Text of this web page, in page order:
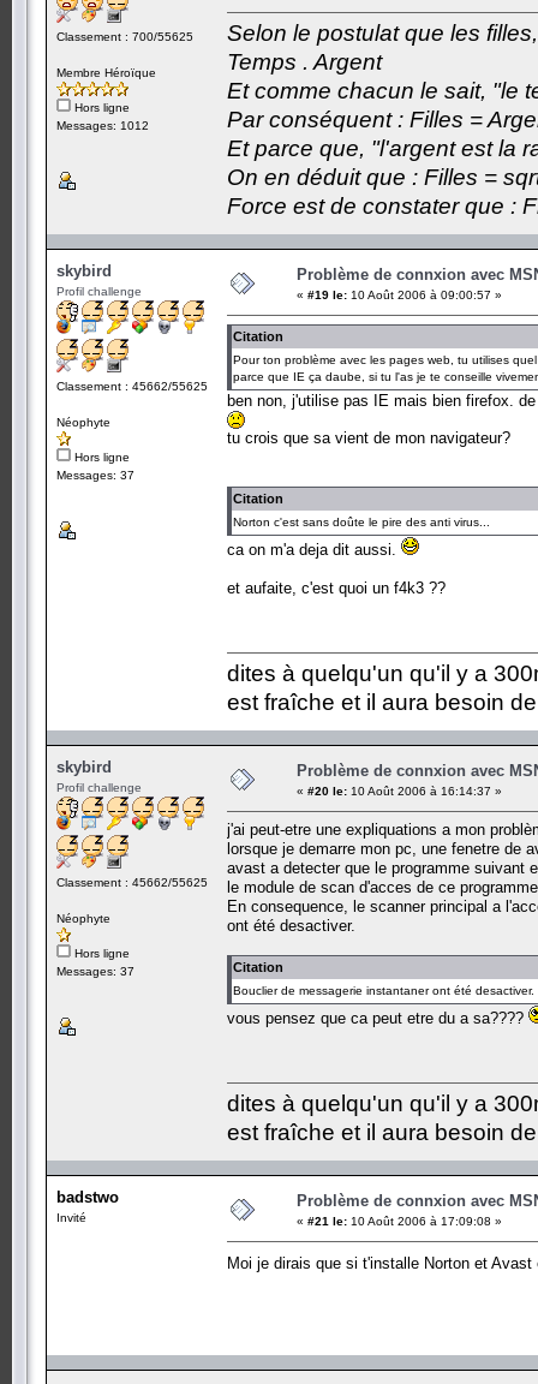
Classement : 700/55625
Membre Héroïque
Hors ligne
Messages: 1012
Selon le postulat que les
Temps . Argent
Et comme chacun le sait, "le
Par conséquent : Filles =
Et parce que, "l'argent est la
On en déduit que : Filles =
Force est de constater que :
skybird
Profil challenge
Classement : 45662/55625
Néophyte
Hors ligne
Messages: 37
Problème de connxion avec
« #19 le: 10 Août 2006 à 09:00:57 »
Citation
Pour ton problème avec les pages web, tu utilises
parce que IE ça daube, si tu l'as je te conseille
ben non, j'utilise pas IE mais bien firefox.
tu crois que sa vient de mon navigateur?
Citation
Norton c'est sans doûte le pire des anti virus...
ca on m'a deja dit aussi.
et aufaite, c'est quoi un f4k3 ??
dites à quelqu'un qu'il y a
est fraîche et il aura besoin
skybird
Profil challenge
Classement : 45662/55625
Néophyte
Hors ligne
Messages: 37
Problème de connxion avec
« #20 le: 10 Août 2006 à 16:14:37 »
j'ai peut-etre une expliquations a mon
lorsque je demarre mon pc, une fenetre de
avast a detecter que le programme suivant
le module de scan d'acces de ce
En consequence, le scanner principal a
ont été desactiver.
Citation
Bouclier de messagerie instantaner ont été desactiver.
vous pensez que ca peut etre du a sa????
dites à quelqu'un qu'il y a
est fraîche et il aura besoin
badstwo
Invité
Problème de connxion avec
« #21 le: 10 Août 2006 à 17:09:08 »
Moi je dirais que si t'installe Norton et